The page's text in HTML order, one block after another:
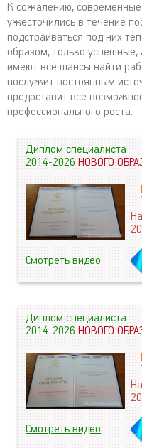
К сожалению, современные
ужесточились в течение
подстраиваться под них
образом, только
имеют все шансы найти
послужит постоянным
предоставит все
профессионального роста.
Диплом специалиста
2014-2026НОВОГО
Смотреть видео
Диплом специалиста
2014-2026НОВОГО
Смотреть видео